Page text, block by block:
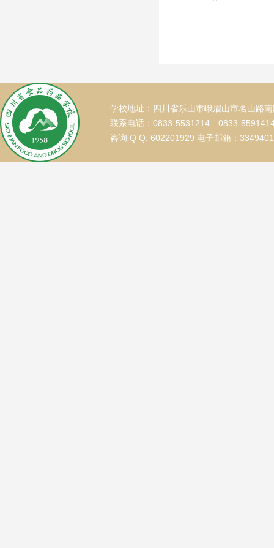
学校地址：四川省乐山市峨眉山市名山路
联系电话：0833-5531214 0833-
咨询 Q Q: 602201929 电子邮箱：